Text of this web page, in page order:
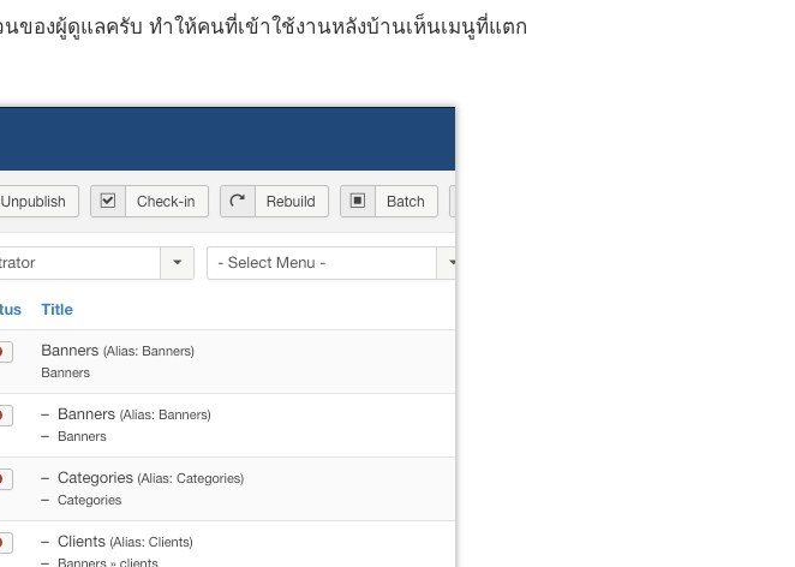
ของผู้ดูแลครับ ทำให้คนที่เข้าใช้งานหลังบ้านเห็นเมนูที่แตก